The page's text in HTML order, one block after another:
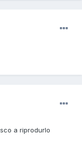
a riprodurlo